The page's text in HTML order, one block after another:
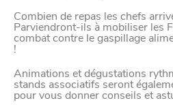
Combien de repas les chefs
Parviendront-ils à mobiliser les
combat contre le gaspillage
!
Animations et dégustations
stands associatifs seront
pour vous donner conseils et